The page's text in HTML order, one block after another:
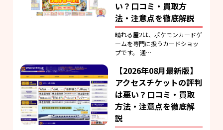
い？口コミ・買取方
法・注意点を徹底解説
晴れる屋2は、ポケモンカードゲ
ームを専門に扱うカードショッ
プです。 通…
【2026年08月最新版】
アクセスチケットの評判
は悪い？口コミ・買取
方法・注意点を徹底解
説